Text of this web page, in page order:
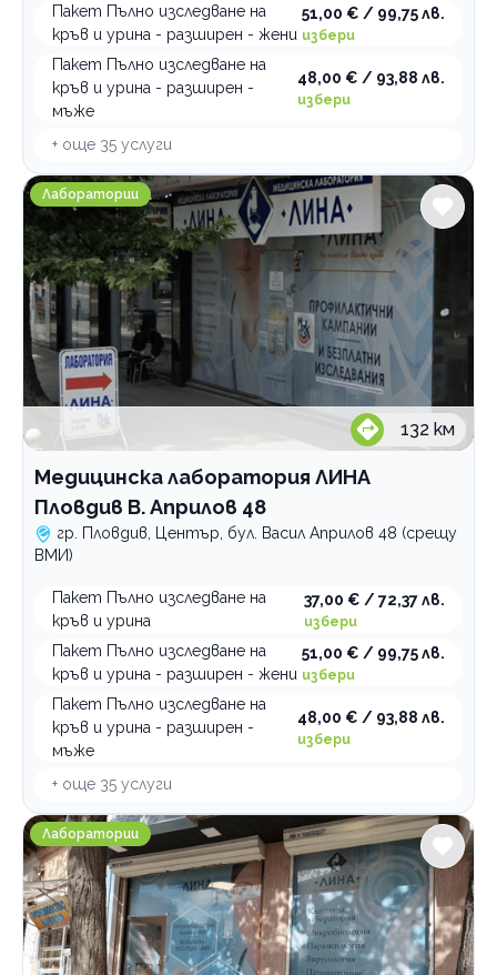
Пакет Пълно изследване на
кръв и урина - разширен - жени
51,00 € / 99,75 лв.
избери
Пакет Пълно изследване на
кръв и урина - разширен -
мъже
48,00 € / 93,88 лв.
избери
+ още 35 услуги
Медицинска лаборатория ЛИНА Пловдив В. Априлов
Лаборатории
132 км
Медицинска лаборатория ЛИНА
Пловдив В. Априлов 48
гр. Пловдив, Център, бул. Васил Априлов 48 (срещу
ВМИ)
Пакет Пълно изследване на
кръв и урина
37,00 € / 72,37 лв.
избери
Пакет Пълно изследване на
кръв и урина - разширен - жени
51,00 € / 99,75 лв.
избери
Пакет Пълно изследване на
кръв и урина - разширен -
мъже
48,00 € / 93,88 лв.
избери
+ още 35 услуги
Медицинска лаборатория ЛИНА Пловдив ул. Св. гора
Лаборатории